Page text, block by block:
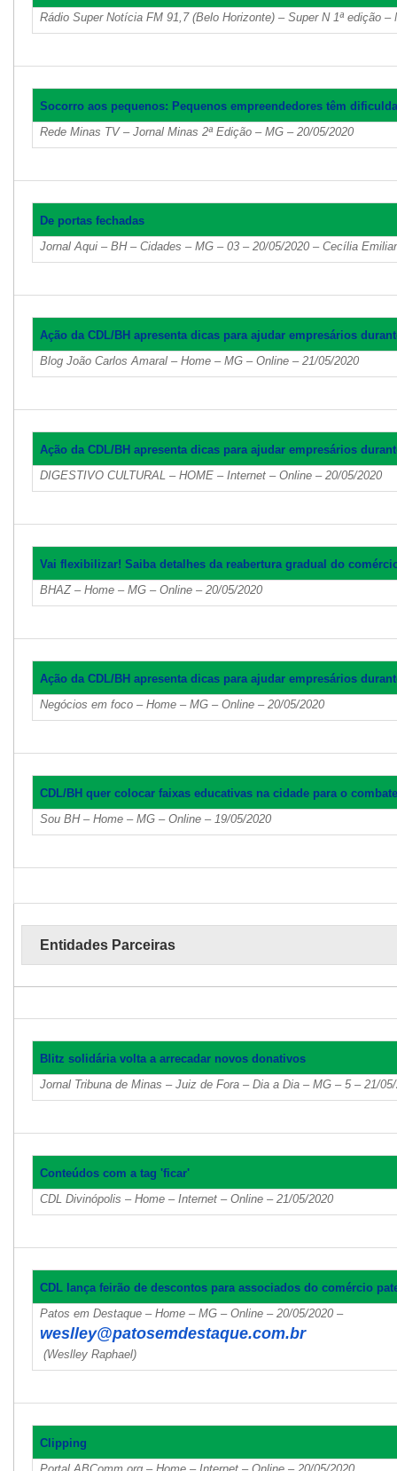
Rádio Super Notícia FM 91,7 (Belo Horizonte) – Super N 1ª edição –
Socorro aos pequenos: Pequenos empreendedores têm
Rede Minas TV – Jornal Minas 2ª Edição – MG – 20/05/2020
De portas fechadas
Jornal Aqui – BH – Cidades – MG – 03 – 20/05/2020 – Cecília
Ação da CDL/BH apresenta dicas para ajudar empresários
Blog João Carlos Amaral – Home – MG – Online – 21/05/2020
Ação da CDL/BH apresenta dicas para ajudar empresários
DIGESTIVO CULTURAL – HOME – Internet – Online – 20/05/2020
Vai flexibilizar! Saiba detalhes da reabertura gradual do
BHAZ – Home – MG – Online – 20/05/2020
Ação da CDL/BH apresenta dicas para ajudar empresários
Negócios em foco – Home – MG – Online – 20/05/2020
CDL/BH quer colocar faixas educativas na cidade para o
Sou BH – Home – MG – Online – 19/05/2020
Entidades Parceiras
Blitz solidária volta a arrecadar novos donativos
Jornal Tribuna de Minas – Juiz de Fora – Dia a Dia – MG – 5 – 21/
Conteúdos com a tag 'ficar'
CDL Divinópolis – Home – Internet – Online – 21/05/2020
CDL lança feirão de descontos para associados do comércio
Patos em Destaque – Home – MG – Online – 20/05/2020 –
weslley@patosemdestaque.com.br
(Weslley Raphael)
Clipping